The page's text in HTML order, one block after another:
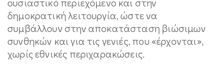
δημοκρατική λειτουργία, ώστε να
συμβάλλουν στην αποκατάσταση βιώσιμων
συνθηκών και για τις γενιές, που «έρχονται»,
χωρίς εθνικές περιχαρακώσεις.